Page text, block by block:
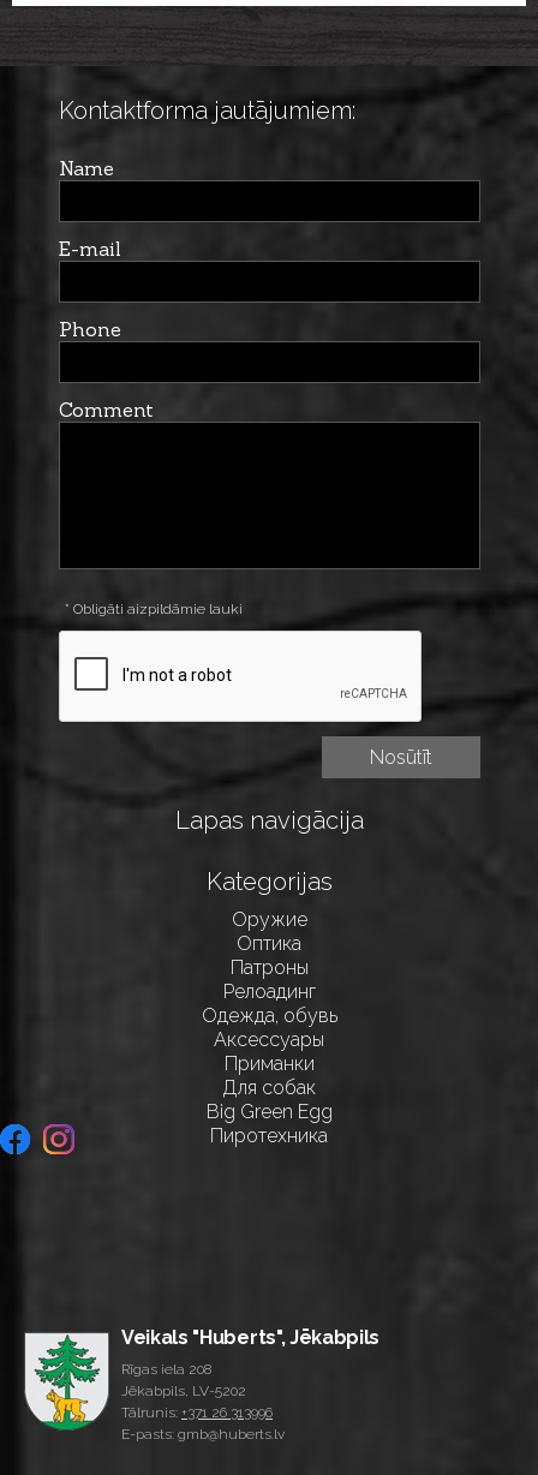
steel rod for rifle/shotgun
Ø6mm
Kontaktforma jautājumiem:
Name
E-mail
Phone
Comment
* Obligāti aizpildāmie lauki
Lapas navigācija
Kategorijas
Оружие
Оптика
Патроны
Релоадинг
Одежда, обувь
Аксессуары
Приманки
Для собак
Big Green Egg
Пиротехника
Veikals "Huberts", Jēkabpils
Rīgas iela 208
Jēkabpils, LV-5202
Tālrunis: +371 26 313996
E-pasts: gmb@huberts.lv